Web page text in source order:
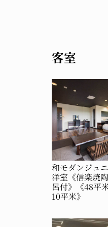
客室
和モダンジュ
洋室《信楽焼
呂付》《48平
10平米》